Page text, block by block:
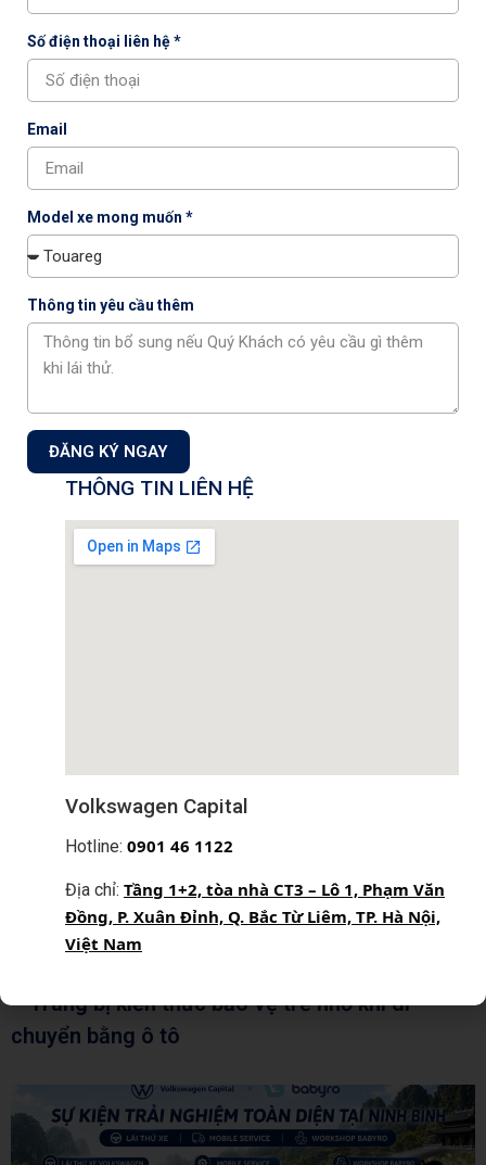
Chương trình Volkswagen Service tháng 6
Tin tức mới nhất
Volkswagen ID. ERA 9X chính thức nhận đặt
Volkswagen Capital x Babyro tổ chức
– Trang bị kiến thức bảo vệ trẻ nhỏ khi di
chuyển bằng ô tô
Số điện thoại liên hệ *
Email
Model xe mong muốn *
Thông tin yêu cầu thêm
ĐĂNG KÝ NGAY
THÔNG TIN LIÊN HỆ
Volkswagen Capital
Hotline: 0901 46 1122
Địa chỉ: Tầng 1+2, tòa nhà CT3 – Lô 1, Phạm Văn
Đồng, P. Xuân Đỉnh, Q. Bắc Từ Liêm, TP. Hà Nội,
Việt Nam